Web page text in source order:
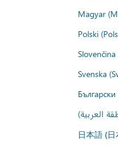
Magyar
Polski
Svenska
العربية)
日本語 (日